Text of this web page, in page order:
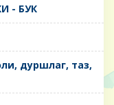
- БУК
дуршлаг, таз,